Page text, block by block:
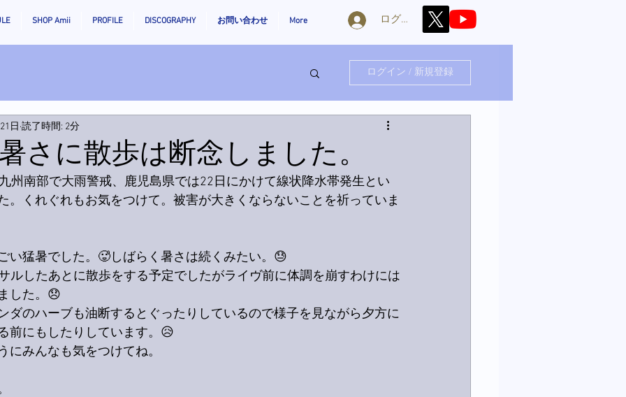
SHOP Amii PROFILE DISCOGRAPHY お問い合わせ More ログイン
ログイン / 新規登録
さに散歩は断念しました。
日 読了時間: 2分
州南部で大雨警戒、鹿児島県では22日にかけて線状降水帯発生とい
。くれぐれもお気をつけて。被害が大きくならないことを祈っていま
い猛暑でした。🥵しばらく暑さは続くみたい。😓
ルしたあとに散歩をする予定でしたがライヴ前に体調を崩すわけには
した。😞
ダのハーブも油断するとぐったりしているので様子を見ながら夕方に
前にもしたりしています。😥
にみんなも気をつけてね。